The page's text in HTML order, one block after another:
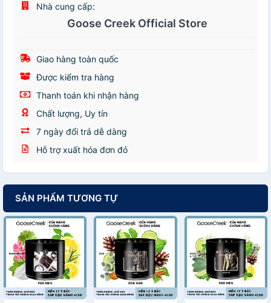
Nhà cung cấp:
Goose Creek Official Store
Giao hàng toàn quốc
Được kiểm tra hàng
Thanh toán khi nhận hàng
Chất lượng, Uy tín
7 ngày đổi trả dễ dàng
Hỗ trợ xuất hóa đơn đỏ
SẢN PHẨM TƯƠNG TỰ